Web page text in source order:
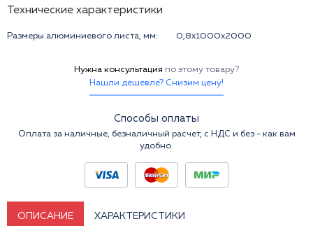
Технические характеристики
Размеры алюминиевого листа, мм: 0,8x1000x2000
Нужна консультация по этому товару?
Нашли дешевле? Снизим цену!
Способы оплаты
Оплата за наличные, безналичный расчет, с НДС и без - как вам
удобно.
ОПИСАНИЕ ХАРАКТЕРИСТИКИ